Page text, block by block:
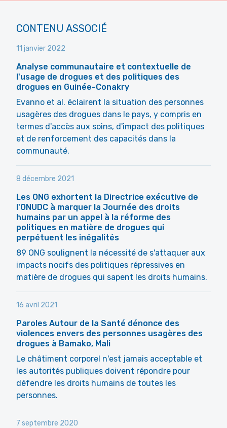
CONTENU ASSOCIÉ
11 janvier 2022
Analyse communautaire et contextuelle de
l'usage de drogues et des politiques des
drogues en Guinée-Conakry
Evanno et al. éclairent la situation des personnes
usagères des drogues dans le pays, y compris en
termes d'accès aux soins, d'impact des politiques
et de renforcement des capacités dans la
communauté.
8 décembre 2021
Les ONG exhortent la Directrice exécutive de
l'ONUDC à marquer la Journée des droits
humains par un appel à la réforme des
politiques en matière de drogues qui
perpétuent les inégalités
89 ONG soulignent la nécessité de s'attaquer aux
impacts nocifs des politiques répressives en
matière de drogues qui sapent les droits humains.
16 avril 2021
Paroles Autour de la Santé dénonce des
violences envers des personnes usagères des
drogues à Bamako, Mali
Le châtiment corporel n'est jamais acceptable et
les autorités publiques doivent répondre pour
défendre les droits humains de toutes les
personnes.
7 septembre 2020